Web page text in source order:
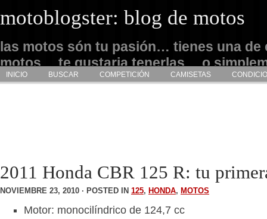
motoblogster: blog de motos
las motos són tu pasión… tienes una de
motos… te gustaria tenerlas… o
admirarlas… este es tu sitio
INICIO BUSCAR COMPETICIÓN CAMISETAS
2011 Honda CBR 125 R: tu
NOVIEMBRE 23, 2010 · POSTED IN 125, HONDA, MOTOS
Motor: monocilíndrico de 124,7 cc